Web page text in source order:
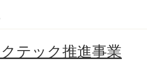
テック推進事業